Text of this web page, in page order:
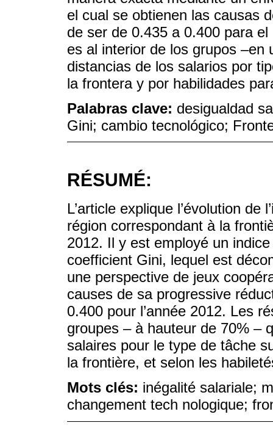
el cual se obtienen las causas
de ser de 0.435 a 0.400 para
es al interior de los grupos –en
distancias de los salarios por
la frontera y por habilidades
Palabras clave: desigualdad
Gini; cambio tecnológico;
RÉSUMÉ:
L’article explique l’évolution
région correspondant à la
2012. Il y est employé un
coefficient Gini, lequel est
une perspective de jeux
causes de sa progressive
0.400 pour l’année 2012. Les
groupes – à hauteur de 70% –
salaires pour le type de tâche
la frontière, et selon les
Mots clés: inégalité salariale;
changement tech nologique;